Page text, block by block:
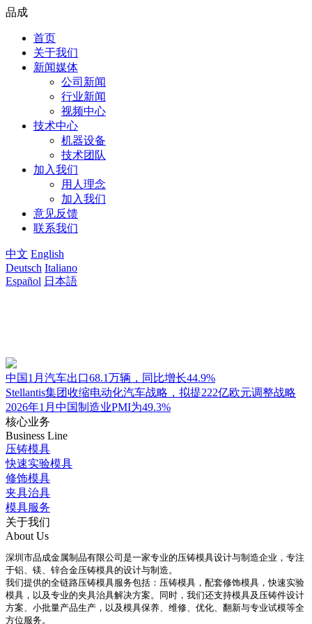
品成
首页
关于我们
新闻媒体
公司新闻
行业新闻
视频中心
技术中心
机器设备
技术团队
加入我们
用人理念
加入我们
意见反馈
联系我们
中文 English
Deutsch Italiano
Español 日本語
中国1月汽车出口68.1万辆，同比增长44.9%
Stellantis集团收缩电动化汽车战略，拟提222亿欧元调整战略
2026年1月中国制造业PMI为49.3%
核心业务
Business Line
压铸模具
快速实验模具
修饰模具
夹具治具
模具服务
关于我们
About Us
深圳市品成金属制品有限公司是一家专业的压铸模具设计与制造企业，专注
于铝、镁、锌合金压铸模具的设计与制造。
我们提供的全链路压铸模具服务包括：压铸模具，配套修饰模具，快速实验
模具，以及专业的夹具治具解决方案。同时，我们还支持模具及压铸件设计
方案、小批量产品生产，以及模具保养、维修、优化、翻新与专业试模等全
方位服务。